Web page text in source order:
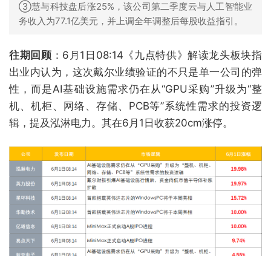
③慧与科技盘后涨25%，该公司第二季度云与人工智能业
务收入为77.1亿美元，并上调全年调整后每股收益指引。
往期回顾 ：6月1日08:14《九点特供》解读龙头板块指
出业内认为，这次戴尔业绩验证的不只是单一公司的弹
性，而是AI基础设施需求仍在从“GPU采购”升级为“整
机、机柜、网络、存储、PCB等”系统性需求的投资逻
辑，提及泓淋电力。其在6月1日收获20cm涨停。